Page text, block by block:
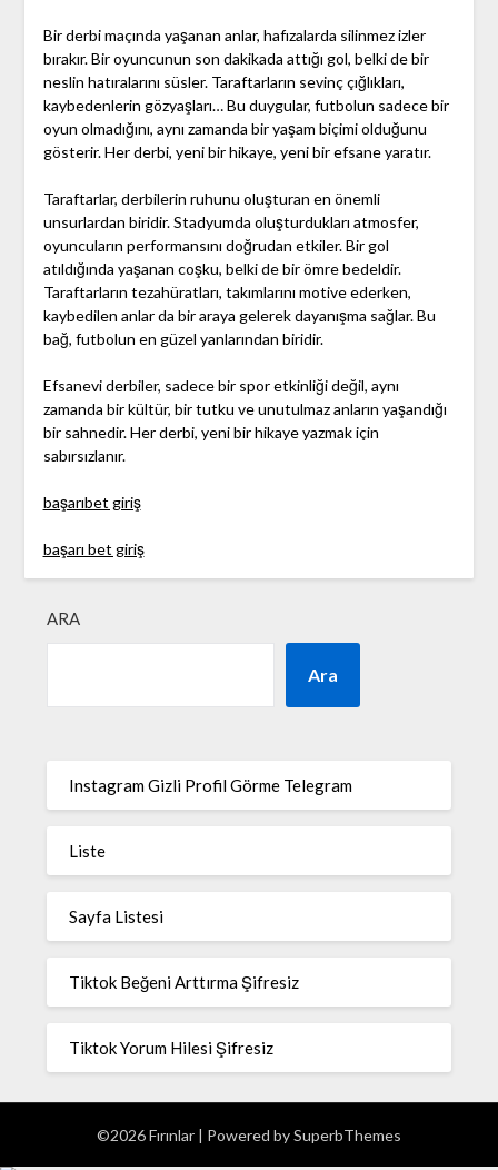
Bir derbi maçında yaşanan anlar, hafızalarda silinmez izler
bırakır. Bir oyuncunun son dakikada attığı gol, belki de bir
neslin hatıralarını süsler. Taraftarların sevinç çığlıkları,
kaybedenlerin gözyaşları… Bu duygular, futbolun sadece bir
oyun olmadığını, aynı zamanda bir yaşam biçimi olduğunu
gösterir. Her derbi, yeni bir hikaye, yeni bir efsane yaratır.
Taraftarlar, derbilerin ruhunu oluşturan en önemli
unsurlardan biridir. Stadyumda oluşturdukları atmosfer,
oyuncuların performansını doğrudan etkiler. Bir gol
atıldığında yaşanan coşku, belki de bir ömre bedeldir.
Taraftarların tezahüratları, takımlarını motive ederken,
kaybedilen anlar da bir araya gelerek dayanışma sağlar. Bu
bağ, futbolun en güzel yanlarından biridir.
Efsanevi derbiler, sadece bir spor etkinliği değil, aynı
zamanda bir kültür, bir tutku ve unutulmaz anların yaşandığı
bir sahnedir. Her derbi, yeni bir hikaye yazmak için
sabırsızlanır.
başarıbet giriş
başarı bet giriş
ARA
Ara
Instagram Gizli Profil Görme Telegram
Liste
Sayfa Listesi
Tiktok Beğeni Arttırma Şifresiz
Tiktok Yorum Hilesi Şifresiz
©2026 Fırınlar | Powered bySuperbThemes